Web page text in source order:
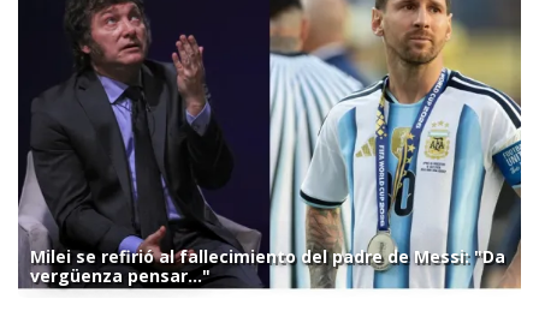
Milei se refirió al fallecimiento del padre de Messi: "Da
vergüenza pensar..."